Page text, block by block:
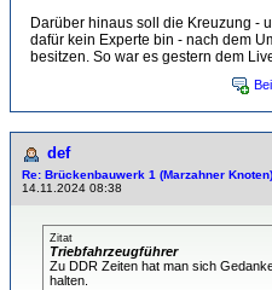
Darüber hinaus soll die Kreuzung -
dafür kein Experte bin - nach dem
besitzen. So war es gestern dem
def
Re: Brückenbauwerk 1 (Marzahner
14.11.2024 08:38
Zitat
Triebfahrzeugführer
Zu DDR Zeiten hat man sich
halten.